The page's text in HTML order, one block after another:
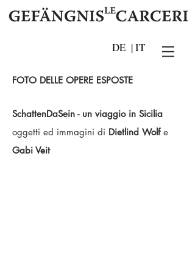
IT
|
DE
FOTO DELLE OPERE ESPOSTE
SchattenDaSein - un viaggio in Sicilia
oggetti ed immagini di Dietlind Wolfe
Gabi Veit